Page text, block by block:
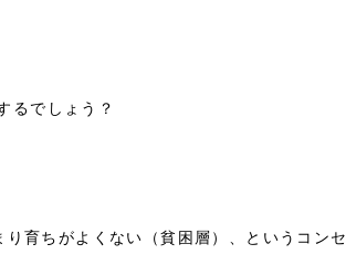
るでしょう？
育ちがよくない（貧困層）、というコンセ